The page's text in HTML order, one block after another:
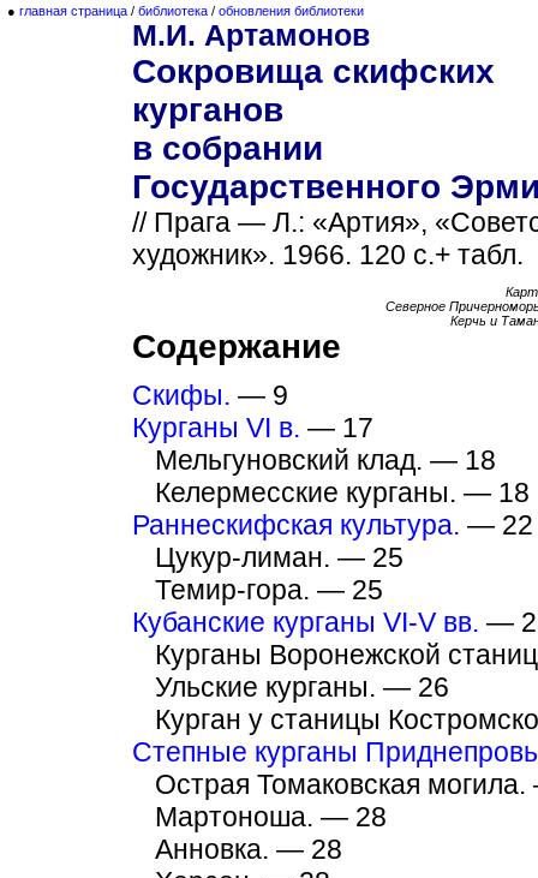
● главная страница / библиотека / обновления библиотеки
М.И. Артамонов
Сокровища скифских
курганов
в собрании
Государственного
// Прага — Л.: «Артия»,
художник». 1966. 120 с.+ табл.
Северное
Керчь и
Содержание
Скифы. — 9
Курганы VI в. — 17
Мельгуновский клад. — 18
Келермесские курганы. — 18
Раннескифская культура. — 22
Цукур-лиман. — 25
Темир-гора. — 25
Кубанские курганы VI-V вв. —
Курганы Воронежской
Ульские курганы. — 26
Курган у станицы
Степные курганы
Острая Томаковская
Мартоноша. — 28
Анновка. — 28